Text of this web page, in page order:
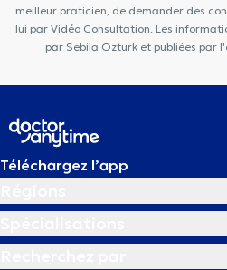
meilleur praticien, de demander des
lui par Vidéo Consultation. Les
par Sebila Ozturk et publiées par
Téléchargez l’app